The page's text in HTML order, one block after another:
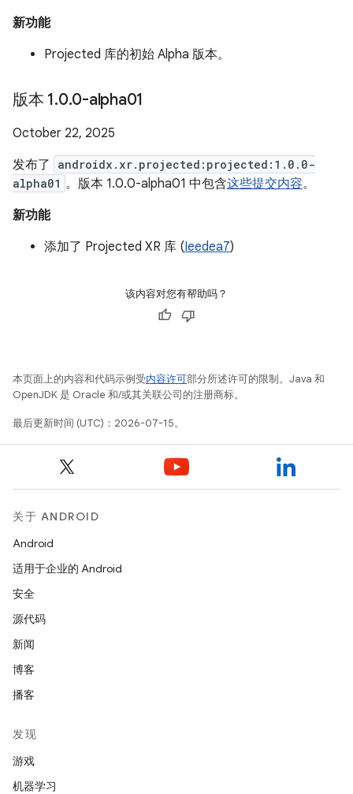
新功能
Projected 库的初始 Alpha 版本。
版本 1.0.0-alpha01
October 22, 2025
发布了
androidx.xr.projected:projected:1.0.0-
alpha01 。版本 1.0.0-alpha01 中包含这些提交内容。
新功能
添加了 Projected XR 库 (Ieedea7)
该内容对您有帮助吗？
本页面上的内容和代码示例受内容许可部分所述许可的限制。Java 和
OpenJDK 是 Oracle 和/或其关联公司的注册商标。
最后更新时间 (UTC)：2026-07-15。
关于 ANDROID
Android
适用于企业的 Android
安全
源代码
新闻
博客
播客
发现
游戏
机器学习